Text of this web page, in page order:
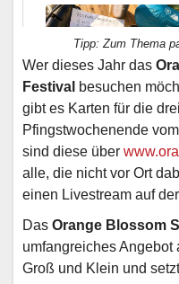
Tipp: Zum Thema
Wer dieses Jahr das
Festival besuchen
gibt es Karten für die
Pfingstwochenende
sind diese über
alle, die nicht vor Ort
einen Livestream auf
Das Orange Blossom
umfangreiches Angebot
Groß und Klein und